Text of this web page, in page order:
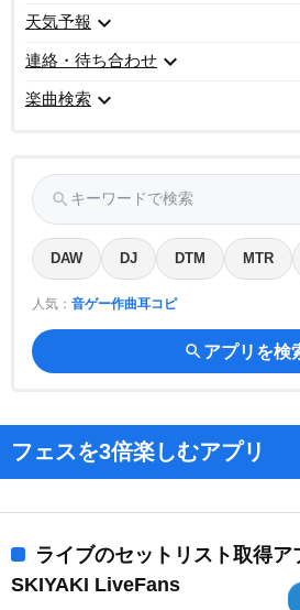
天気予報 expand_more
連絡・待ち合わせ expand_more
楽曲検索 expand_more
search キーワードで検索
DAW DJ DTM MTR
人気： 音ゲー作曲耳コピ
search アプリを検
フェスを3倍楽しむアプリ
ライブのセットリスト取得ア
SKIYAKI LiveFans